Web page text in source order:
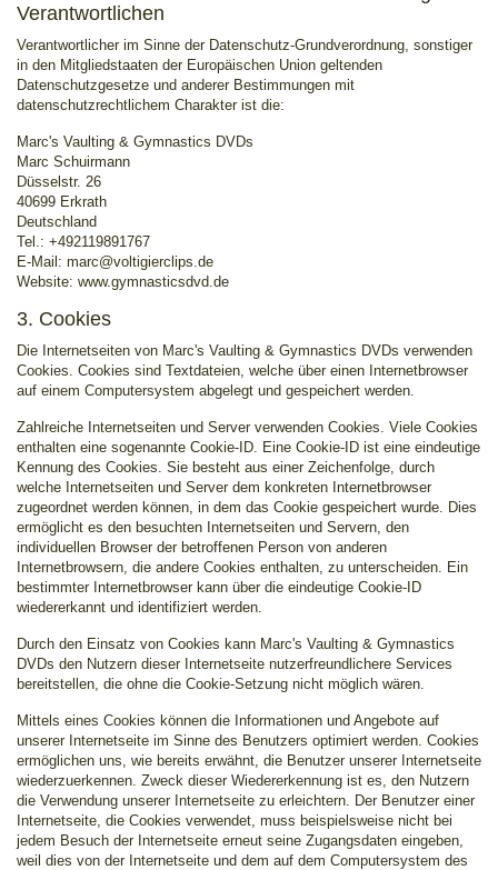
Verantwortlichen
Verantwortlicher im Sinne der Datenschutz-Grundverordnung, sonstiger
in den Mitgliedstaaten der Europäischen Union geltenden
Datenschutzgesetze und anderer Bestimmungen mit
datenschutzrechtlichem Charakter ist die:
Marc's Vaulting & Gymnastics DVDs
Marc Schuirmann
Düsselstr. 26
40699 Erkrath
Deutschland
Tel.: +492119891767
E-Mail: marc@voltigierclips.de
Website: www.gymnasticsdvd.de
3. Cookies
Die Internetseiten von Marc's Vaulting & Gymnastics DVDs verwenden
Cookies. Cookies sind Textdateien, welche über einen Internetbrowser
auf einem Computersystem abgelegt und gespeichert werden.
Zahlreiche Internetseiten und Server verwenden Cookies. Viele Cookies
enthalten eine sogenannte Cookie-ID. Eine Cookie-ID ist eine eindeutige
Kennung des Cookies. Sie besteht aus einer Zeichenfolge, durch
welche Internetseiten und Server dem konkreten Internetbrowser
zugeordnet werden können, in dem das Cookie gespeichert wurde. Dies
ermöglicht es den besuchten Internetseiten und Servern, den
individuellen Browser der betroffenen Person von anderen
Internetbrowsern, die andere Cookies enthalten, zu unterscheiden. Ein
bestimmter Internetbrowser kann über die eindeutige Cookie-ID
wiedererkannt und identifiziert werden.
Durch den Einsatz von Cookies kann Marc's Vaulting & Gymnastics
DVDs den Nutzern dieser Internetseite nutzerfreundlichere Services
bereitstellen, die ohne die Cookie-Setzung nicht möglich wären.
Mittels eines Cookies können die Informationen und Angebote auf
unserer Internetseite im Sinne des Benutzers optimiert werden. Cookies
ermöglichen uns, wie bereits erwähnt, die Benutzer unserer Internetseite
wiederzuerkennen. Zweck dieser Wiedererkennung ist es, den Nutzern
die Verwendung unserer Internetseite zu erleichtern. Der Benutzer einer
Internetseite, die Cookies verwendet, muss beispielsweise nicht bei
jedem Besuch der Internetseite erneut seine Zugangsdaten eingeben,
weil dies von der Internetseite und dem auf dem Computersystem des